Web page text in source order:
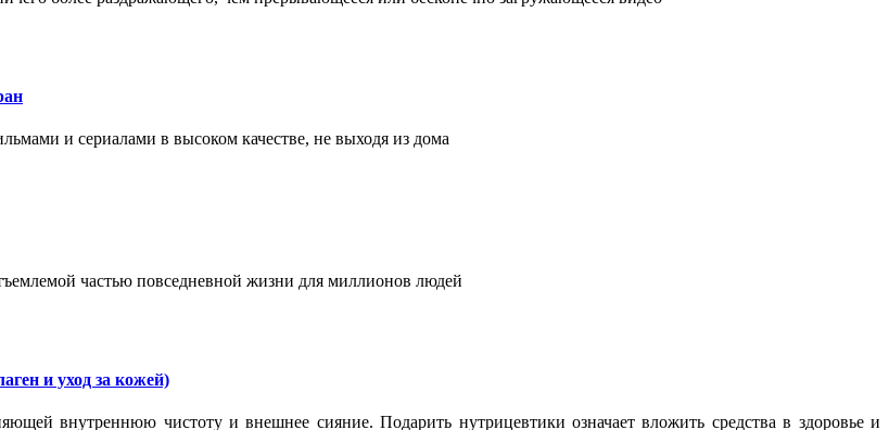
и сериалами в высоком качестве, не выходя из дома
частью повседневной жизни для миллионов людей
и уход за кожей)
внутреннюю чистоту и внешнее сияние. Подарить нутрицевтики означает вложить средства в здоровье и